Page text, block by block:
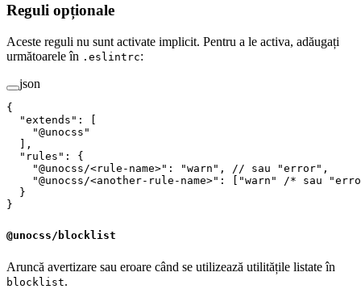
Reguli opționale
Aceste reguli nu sunt activate implicit. Pentru a le activa, adăugați
următoarele în .eslintrc:
json
{
  "
extends " :
    "
@unocss "
  ],
  "
rules " :
{
    "
@unocss/<rule-name>" : "warn " ,
// sau "error",
    "
@unocss/<another-rule-name>" : "warn "
/* sau
  }
}
@unocss/blocklist
Aruncă avertizare sau eroare când se utilizează utilitățile listate în
blocklist.